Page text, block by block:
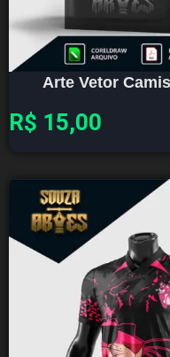
Arte Vetor
R$ 15,00